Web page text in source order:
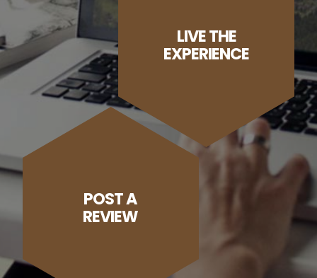
LIVE THE
EXPERIENCE
POST A
REVIEW